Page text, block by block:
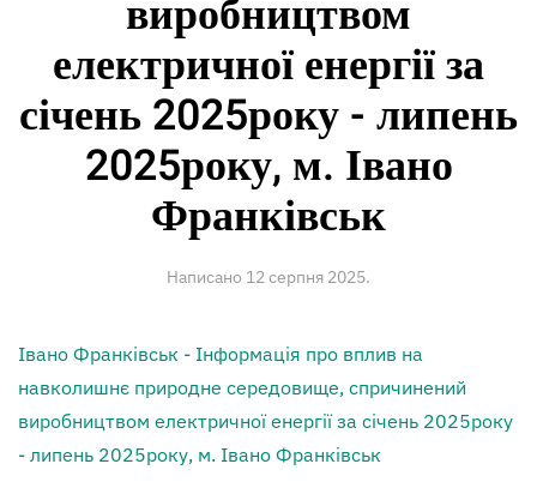
виробництвом
електричної енергії за
січень 2025року - липень
2025року, м. Івано
Франківськ
Написано 12 серпня 2025.
Івано Франківськ - Інформація про вплив на
навколишнє природне середовище, спричинений
виробництвом електричної енергії за січень 2025року
- липень 2025року, м. Івано Франківськ